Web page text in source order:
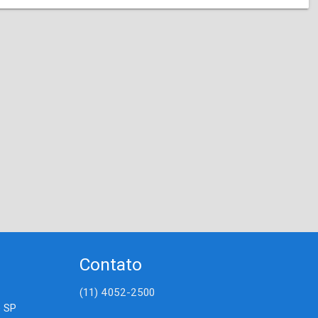
Contato
(11) 4052-2500